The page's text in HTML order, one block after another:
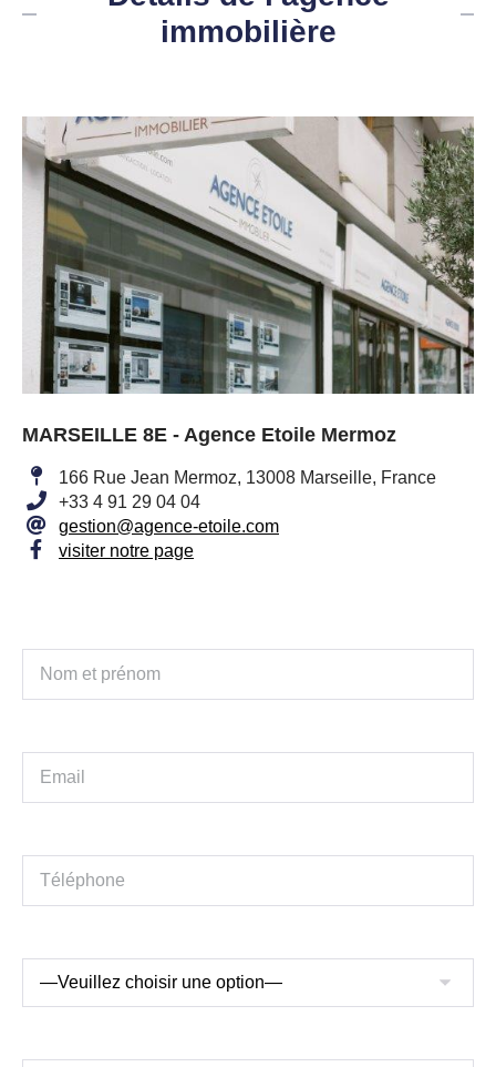
immobilière
MARSEILLE 8E - Agence Etoile Mermoz
166 Rue Jean Mermoz, 13008 Marseille, France
+33 4 91 29 04 04
gestion@agence-etoile.com
visiter notre page